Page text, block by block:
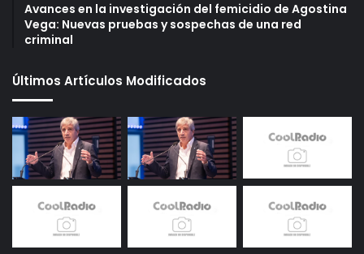
Avances en la investigación del femicidio de Agostina
Vega: Nuevas pruebas y sospechas de una red
criminal
Últimos Artículos Modificados